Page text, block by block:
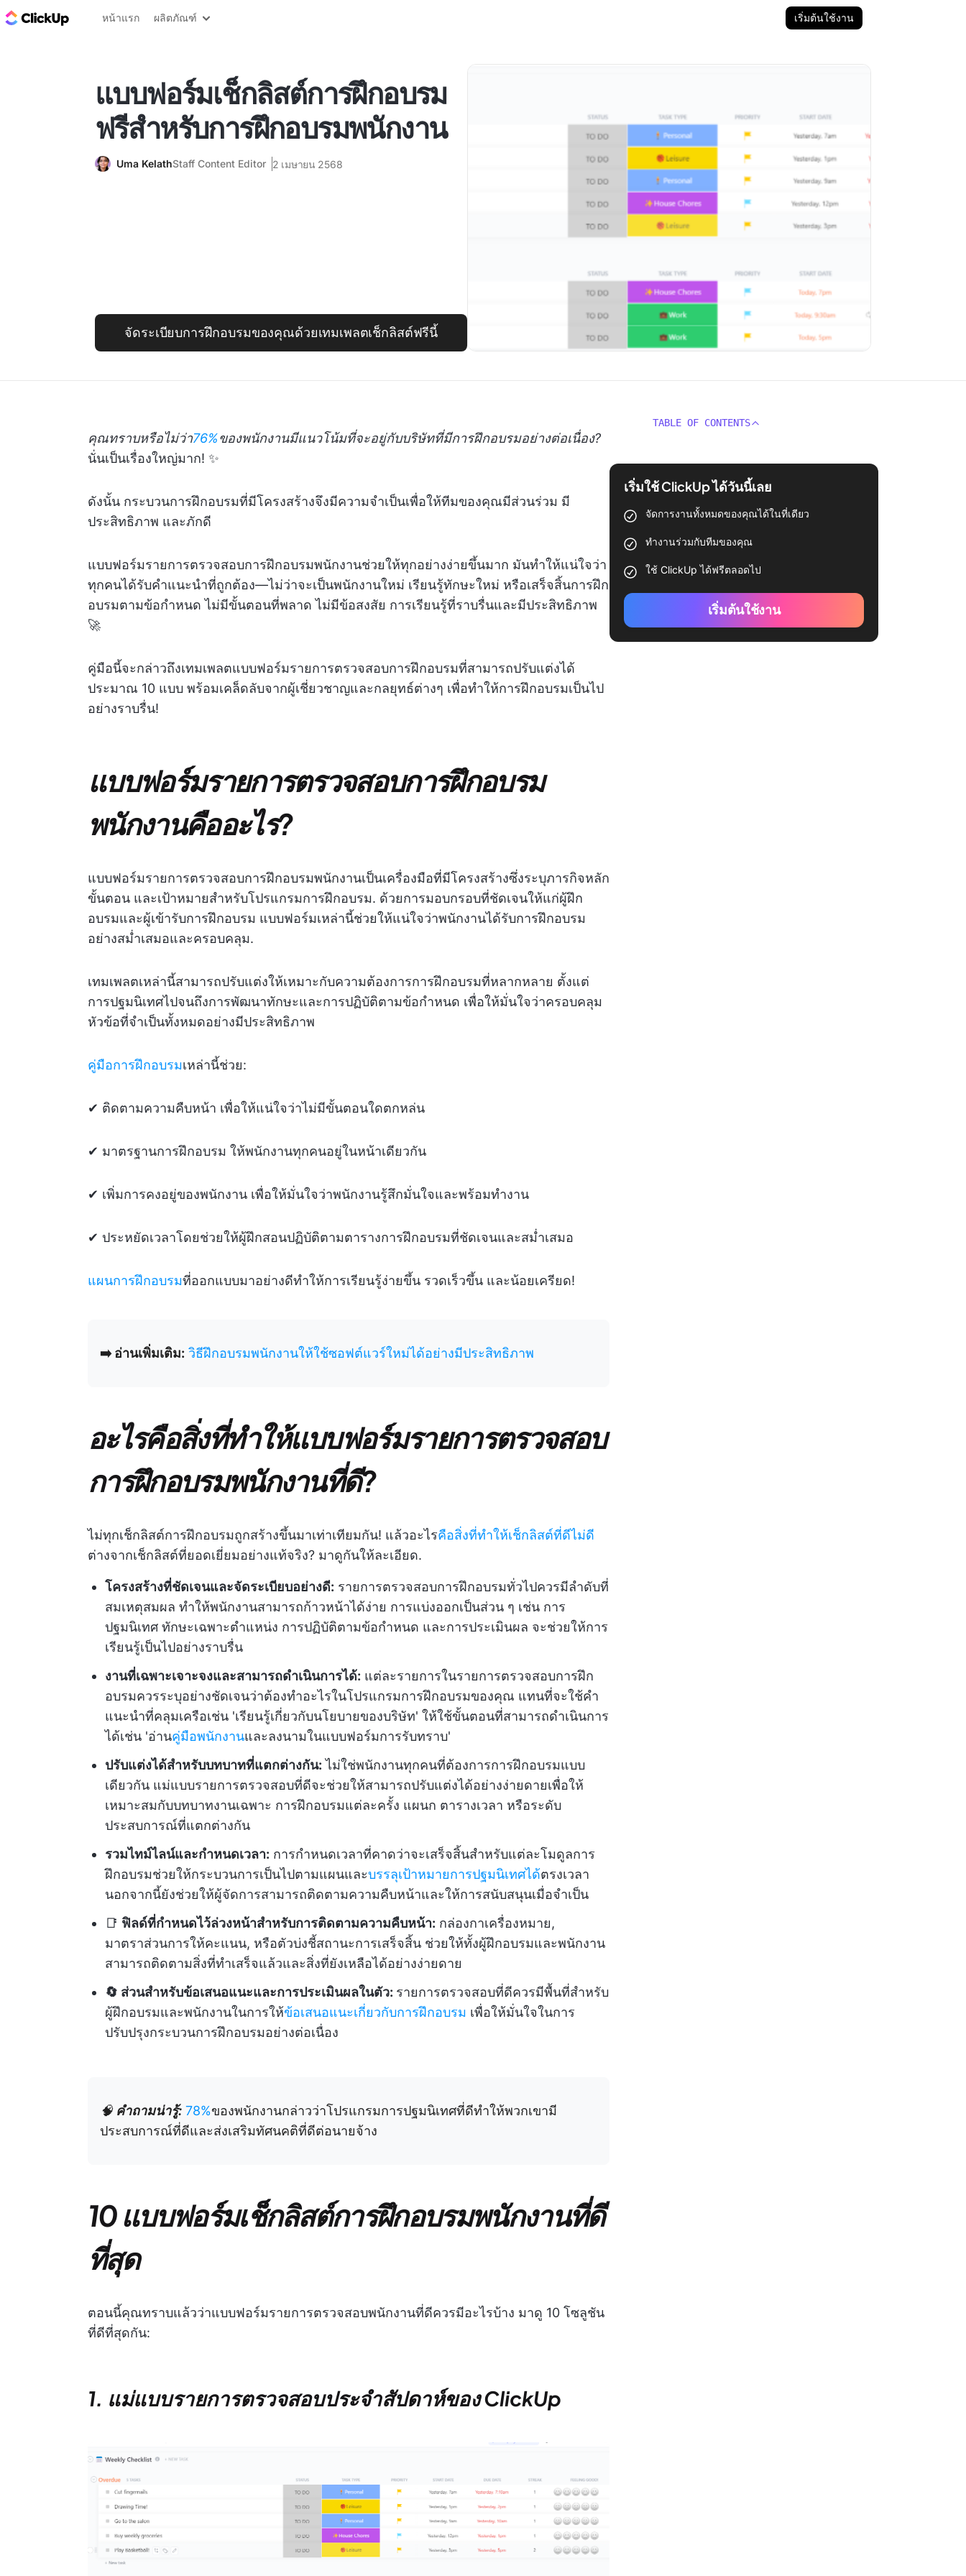
บล็อก ClickUp
หน้าแรก ผลิตภัณฑ์ เริ่มต้นใช้งาน
แบบฟอร์มเช็กลิสต์การฝึกอบรม
ฟรีสำหรับการฝึกอบรมพนักงาน
Uma KelathStaff Content Editor 2 เมษายน 2568
จัดระเบียบการฝึกอบรมของคุณด้วยเทมเพลตเช็กลิสต์ฟรีนี้
คุณทราบหรือไม่ว่า76%ของพนักงานมีแนวโน้มที่จะอยู่กับบริษัทที่มีการฝึกอบรมอย่างต่อเนื่อง?
นั่นเป็นเรื่องใหญ่มาก! ✨
ดังนั้น กระบวนการฝึกอบรมที่มีโครงสร้างจึงมีความจำเป็นเพื่อให้ทีมของคุณมีส่วนร่วม มี
ประสิทธิภาพ และภักดี
แบบฟอร์มรายการตรวจสอบการฝึกอบรมพนักงานช่วยให้ทุกอย่างง่ายขึ้นมาก มันทำให้แน่ใจว่า
ทุกคนได้รับคำแนะนำที่ถูกต้อง—ไม่ว่าจะเป็นพนักงานใหม่ เรียนรู้ทักษะใหม่ หรือเสร็จสิ้นการฝึก
อบรมตามข้อกำหนด ไม่มีขั้นตอนที่พลาด ไม่มีข้อสงสัย การเรียนรู้ที่ราบรื่นและมีประสิทธิภาพ
🚀
คู่มือนี้จะกล่าวถึงเทมเพลตแบบฟอร์มรายการตรวจสอบการฝึกอบรมที่สามารถปรับแต่งได้
ประมาณ 10 แบบ พร้อมเคล็ดลับจากผู้เชี่ยวชาญและกลยุทธ์ต่างๆ เพื่อทำให้การฝึกอบรมเป็นไป
อย่างราบรื่น!
แบบฟอร์มรายการตรวจสอบการฝึกอบรม
พนักงานคืออะไร?
แบบฟอร์มรายการตรวจสอบการฝึกอบรมพนักงานเป็นเครื่องมือที่มีโครงสร้างซึ่งระบุภารกิจหลัก
ขั้นตอน และเป้าหมายสำหรับโปรแกรมการฝึกอบรม. ด้วยการมอบกรอบที่ชัดเจนให้แก่ผู้ฝึก
อบรมและผู้เข้ารับการฝึกอบรม แบบฟอร์มเหล่านี้ช่วยให้แน่ใจว่าพนักงานได้รับการฝึกอบรม
อย่างสม่ำเสมอและครอบคลุม.
เทมเพลตเหล่านี้สามารถปรับแต่งให้เหมาะกับความต้องการการฝึกอบรมที่หลากหลาย ตั้งแต่
การปฐมนิเทศไปจนถึงการพัฒนาทักษะและการปฏิบัติตามข้อกำหนด เพื่อให้มั่นใจว่าครอบคลุม
หัวข้อที่จำเป็นทั้งหมดอย่างมีประสิทธิภาพ
คู่มือการฝึกอบรมเหล่านี้ช่วย:
✔ ติดตามความคืบหน้า เพื่อให้แน่ใจว่าไม่มีขั้นตอนใดตกหล่น
✔ มาตรฐานการฝึกอบรม ให้พนักงานทุกคนอยู่ในหน้าเดียวกัน
✔ เพิ่มการคงอยู่ของพนักงาน เพื่อให้มั่นใจว่าพนักงานรู้สึกมั่นใจและพร้อมทำงาน
✔ ประหยัดเวลาโดยช่วยให้ผู้ฝึกสอนปฏิบัติตามตารางการฝึกอบรมที่ชัดเจนและสม่ำเสมอ
แผนการฝึกอบรมที่ออกแบบมาอย่างดีทำให้การเรียนรู้ง่ายขึ้น รวดเร็วขึ้น และน้อยเครียด!
➡️ อ่านเพิ่มเติม: วิธีฝึกอบรมพนักงานให้ใช้ซอฟต์แวร์ใหม่ได้อย่างมีประสิทธิภาพ
อะไรคือสิ่งที่ทำให้แบบฟอร์มรายการตรวจสอบ
การฝึกอบรมพนักงานที่ดี?
ไม่ทุกเช็กลิสต์การฝึกอบรมถูกสร้างขึ้นมาเท่าเทียมกัน! แล้วอะไรคือสิ่งที่ทำให้เช็กลิสต์ที่ดีไม่ดี
ต่างจากเช็กลิสต์ที่ยอดเยี่ยมอย่างแท้จริง? มาดูกันให้ละเอียด.
โครงสร้างที่ชัดเจนและจัดระเบียบอย่างดี: รายการตรวจสอบการฝึกอบรมทั่วไปควรมีลำดับที่
สมเหตุสมผล ทำให้พนักงานสามารถก้าวหน้าได้ง่าย การแบ่งออกเป็นส่วน ๆ เช่น การ
ปฐมนิเทศ ทักษะเฉพาะตำแหน่ง การปฏิบัติตามข้อกำหนด และการประเมินผล จะช่วยให้การ
เรียนรู้เป็นไปอย่างราบรื่น
งานที่เฉพาะเจาะจงและสามารถดำเนินการได้: แต่ละรายการในรายการตรวจสอบการฝึก
อบรมควรระบุอย่างชัดเจนว่าต้องทำอะไรในโปรแกรมการฝึกอบรมของคุณ แทนที่จะใช้คำ
แนะนำที่คลุมเครือเช่น 'เรียนรู้เกี่ยวกับนโยบายของบริษัท' ให้ใช้ขั้นตอนที่สามารถดำเนินการ
ได้เช่น 'อ่านคู่มือพนักงานและลงนามในแบบฟอร์มการรับทราบ'
ปรับแต่งได้สำหรับบทบาทที่แตกต่างกัน: ไม่ใช่พนักงานทุกคนที่ต้องการการฝึกอบรมแบบ
เดียวกัน แม่แบบรายการตรวจสอบที่ดีจะช่วยให้สามารถปรับแต่งได้อย่างง่ายดายเพื่อให้
เหมาะสมกับบทบาทงานเฉพาะ การฝึกอบรมแต่ละครั้ง แผนก ตารางเวลา หรือระดับ
ประสบการณ์ที่แตกต่างกัน
รวมไทม์ไลน์และกำหนดเวลา: การกำหนดเวลาที่คาดว่าจะเสร็จสิ้นสำหรับแต่ละโมดูลการ
ฝึกอบรมช่วยให้กระบวนการเป็นไปตามแผนและบรรลุเป้าหมายการปฐมนิเทศได้ตรงเวลา
นอกจากนี้ยังช่วยให้ผู้จัดการสามารถติดตามความคืบหน้าและให้การสนับสนุนเมื่อจำเป็น
📑 ฟิลด์ที่กำหนดไว้ล่วงหน้าสำหรับการติดตามความคืบหน้า: กล่องกาเครื่องหมาย,
มาตราส่วนการให้คะแนน, หรือตัวบ่งชี้สถานะการเสร็จสิ้น ช่วยให้ทั้งผู้ฝึกอบรมและพนักงาน
สามารถติดตามสิ่งที่ทำเสร็จแล้วและสิ่งที่ยังเหลือได้อย่างง่ายดาย
🔄 ส่วนสำหรับข้อเสนอแนะและการประเมินผลในตัว: รายการตรวจสอบที่ดีควรมีพื้นที่สำหรับ
ผู้ฝึกอบรมและพนักงานในการให้ข้อเสนอแนะเกี่ยวกับการฝึกอบรม เพื่อให้มั่นใจในการ
ปรับปรุงกระบวนการฝึกอบรมอย่างต่อเนื่อง
🧠คำถามน่ารู้: 78%ของพนักงานกล่าวว่าโปรแกรมการปฐมนิเทศที่ดีทำให้พวกเขามี
ประสบการณ์ที่ดีและส่งเสริมทัศนคติที่ดีต่อนายจ้าง
10 แบบฟอร์มเช็กลิสต์การฝึกอบรมพนักงานที่ดี
ที่สุด
ตอนนี้คุณทราบแล้วว่าแบบฟอร์มรายการตรวจสอบพนักงานที่ดีควรมีอะไรบ้าง มาดู 10 โซลูชัน
ที่ดีที่สุดกัน:
1. แม่แบบรายการตรวจสอบประจำสัปดาห์ของ ClickUp
TABLE OF CONTENTS
เริ่มใช้ ClickUp ได้วันนี้เลย
จัดการงานทั้งหมดของคุณได้ในที่เดียว
ทำงานร่วมกับทีมของคุณ
ใช้ ClickUp ได้ฟรีตลอดไป
เริ่มต้นใช้งาน